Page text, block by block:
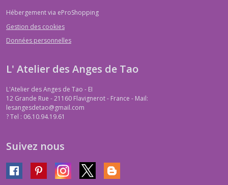
Hébergement via eProShopping
Gestion des cookies
Données personnelles
L' Atelier des Anges de Tao
L'Atelier des Anges de Tao - EI
12 Grande Rue - 21160 Flavignerot - France - Mail:
lesangesdetao@gmail.com
?Tel : 06.10.94.19.61
Suivez nous